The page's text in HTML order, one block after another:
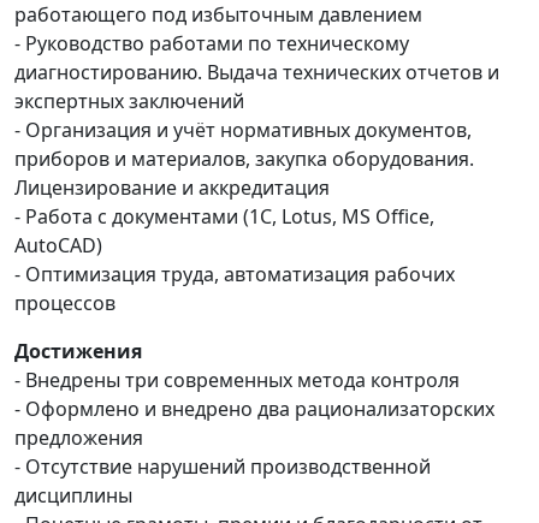
работающего под избыточным давлением
- Руководство работами по техническому
диагностированию. Выдача технических отчетов и
экспертных заключений
- Организация и учёт нормативных документов,
приборов и материалов, закупка оборудования.
Лицензирование и аккредитация
- Работа с документами (1С, Lotus, MS Office,
AutoCAD)
- Оптимизация труда, автоматизация рабочих
процессов
Достижения
- Внедрены три современных метода контроля
- Оформлено и внедрено два рационализаторских
предложения
- Отсутствие нарушений производственной
дисциплины